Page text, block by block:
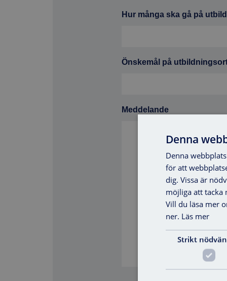
på
Hur många ska gå på
Önskemål på
Meddelande
Denna
Denna
för att
dig. Vissa är
möjliga att tacka
Vill du läsa mer
ner. Läs mer
Strikt